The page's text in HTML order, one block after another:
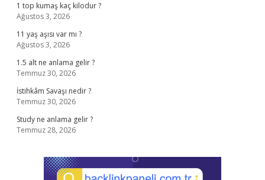
1 top kumaş kaç kilodur ?
Ağustos 3, 2026
11 yaş aşısı var mı ?
Ağustos 3, 2026
1.5 alt ne anlama gelir ?
Temmuz 30, 2026
İstihkâm Savaşı nedir ?
Temmuz 30, 2026
Study ne anlama gelir ?
Temmuz 28, 2026